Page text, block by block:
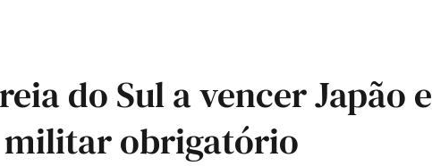
do Sul a vencer Japão e
obrigatório